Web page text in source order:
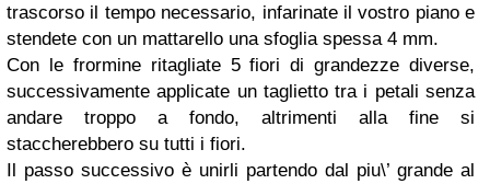
trascorso il tempo necessario, infarinate il vostro piano e
stendete con un mattarello una sfoglia spessa 4 mm.
Con le frormine ritagliate 5 fiori di grandezze diverse,
successivamente applicate un taglietto tra i petali senza
andare troppo a fondo, altrimenti alla fine si
staccherebbero su tutti i fiori.
Il passo successivo è unirli partendo dal piu\’ grande al